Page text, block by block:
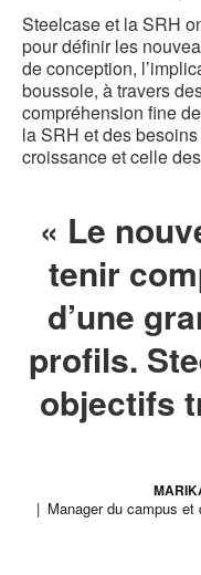
Steelcase et la SRH
pour définir les
de conception,
boussole, à travers
compréhension fine
la SRH et des
croissance et celle
« Le
tenir
d’une
profils.
objectifs
Manager du campus